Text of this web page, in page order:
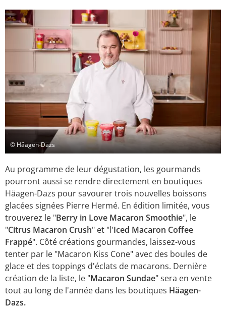
© Häagen-Dazs
Au programme de leur dégustation, les gourmands
pourront aussi se rendre directement en boutiques
Häagen-Dazs pour savourer trois nouvelles boissons
glacées signées Pierre Hermé. En édition limitée, vous
trouverez le "Berry in Love Macaron Smoothie", le
"Citrus Macaron Crush" et "l'Iced Macaron Coffee
Frappé". Côté créations gourmandes, laissez-vous
tenter par le "Macaron Kiss Cone" avec des boules de
glace et des toppings d'éclats de macarons. Dernière
création de la liste, le "Macaron Sundae" sera en vente
tout au long de l'année dans les boutiques Häagen-
Dazs.